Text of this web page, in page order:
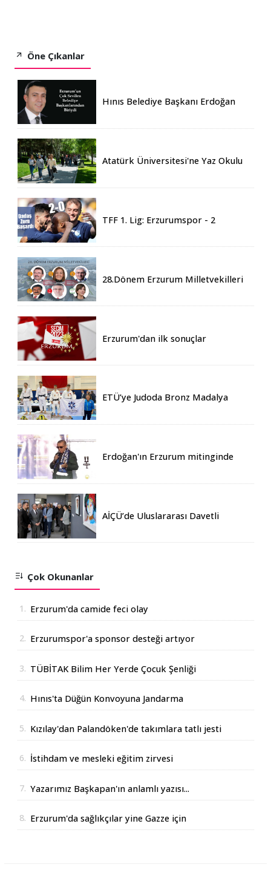
Öne Çıkanlar
Hınıs Belediye Başkanı Erdoğan
Atatürk Üniversitesi'ne Yaz Okulu
TFF 1. Lig: Erzurumspor - 2
28.Dönem Erzurum Milletvekilleri
Erzurum'dan ilk sonuçlar
ETÜ’ye Judoda Bronz Madalya
Erdoğan'ın Erzurum mitinginde
AİÇÜ’de Uluslararası Davetli
Çok Okunanlar
1. Erzurum'da camide feci olay
2. Erzurumspor'a sponsor desteği artıyor
3. TÜBİTAK Bilim Her Yerde Çocuk Şenliği
4. Hınıs'ta Düğün Konvoyuna Jandarma
5. Kızılay'dan Palandöken'de takımlara tatlı jesti
6. İstihdam ve mesleki eğitim zirvesi
7. Yazarımız Başkapan'ın anlamlı yazısı...
8. Erzurum'da sağlıkçılar yine Gazze için